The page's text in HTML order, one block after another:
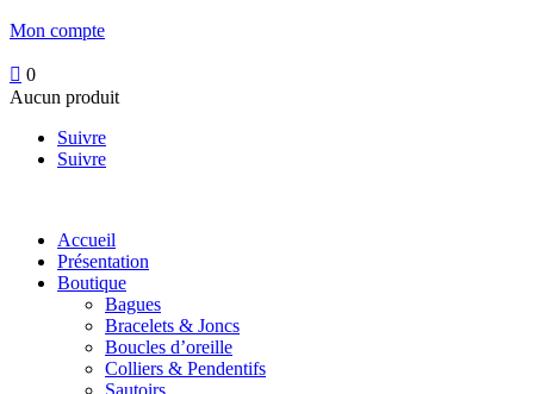
Mon compte
 0
Aucun produit
Suivre
Suivre
Accueil
Présentation
Boutique
Bagues
Bracelets & Joncs
Boucles d’oreille
Colliers & Pendentifs
Sautoirs